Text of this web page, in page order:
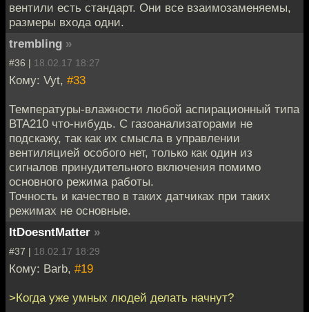
вентили есть стандарт. Они все взаимозаменяемы,
размеры входа одни.
trembling »
#36 | 18.02.17 18:27
Кому: Vyt, #33
Температуры-влажности любой аспирационный типа
ВТА210 что-нибудь. С газоанализаторами не
подскажу, так как их смысла в управлении
вентиляцией особого нет, только как один из
сигналов принудительного включения помимо
основного режима работы.
Точность и качество в таких датчиках при таких
режимах не основные.
ItDoesntMatter »
#37 | 18.02.17 18:29
Кому: Barb, #19
>Когда уже умных людей делать начнут?